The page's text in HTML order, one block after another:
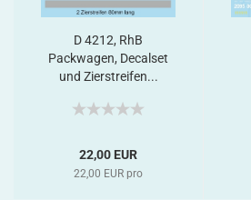
D 4212, RhB
Packwagen, Decalset
und Zierstreifen...
22,00 EUR
22,00 EUR pro